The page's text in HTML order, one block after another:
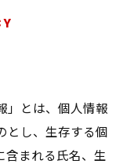
」とは、個人情報
とし、生存する個
含まれる氏名、生